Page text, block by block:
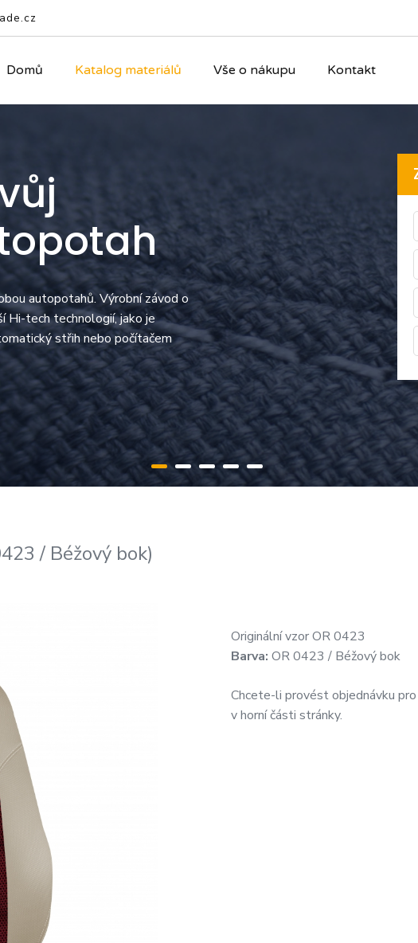
Domů Katalog materiálů Vše o nákupu Kontakt
autopotahů. Výrobní závod o
Hi-tech technologií, jako je
střih nebo počítačem
/ Béžový bok)
Originální vzor OR 0423
Barva: OR 0423 / Béžový bok
Chcete-li provést objednávku
v horní části stránky.